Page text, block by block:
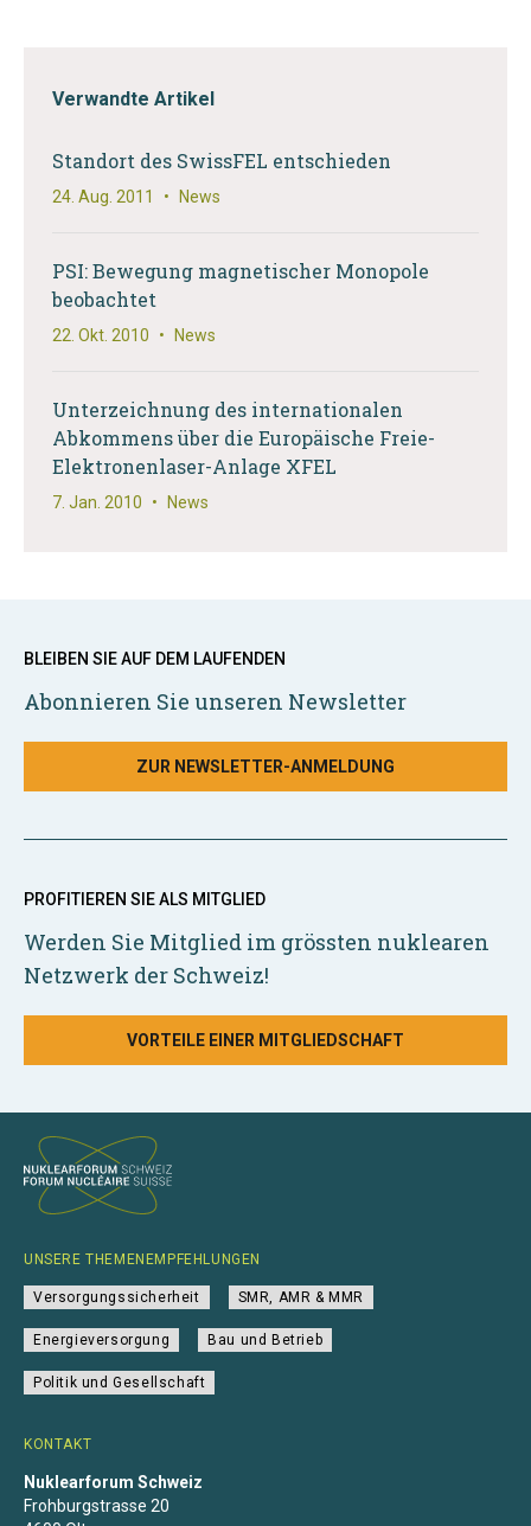
Verwandte Artikel
Standort des SwissFEL entschieden
24. Aug. 2011 • News
PSI: Bewegung magnetischer Monopole
beobachtet
22. Okt. 2010 • News
Unterzeichnung des internationalen
Abkommens über die Europäische Freie-
Elektronenlaser-Anlage XFEL
7. Jan. 2010 • News
BLEIBEN SIE AUF DEM LAUFENDEN
Abonnieren Sie unseren Newsletter
ZUR NEWSLETTER-ANMELDUNG
PROFITIEREN SIE ALS MITGLIED
Werden Sie Mitglied im grössten nuklearen
Netzwerk der Schweiz!
VORTEILE EINER MITGLIEDSCHAFT
KONTAKT
Nuklearforum Schweiz
Frohburgstrasse 20
UNSERE THEMENEMPFEHLUNGEN
Versorgungssicherheit SMR, AMR & MMR
Energieversorgung Bau und Betrieb
Politik und Gesellschaft